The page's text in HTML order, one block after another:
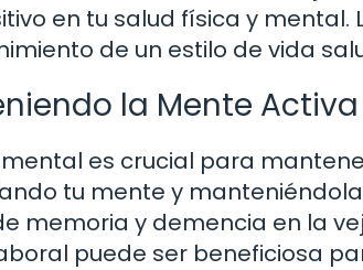
en tu salud física y
de un estilo de vida
la Mente Activa
es crucial para
tu mente y
memoria y demencia en la
puede ser beneficiosa